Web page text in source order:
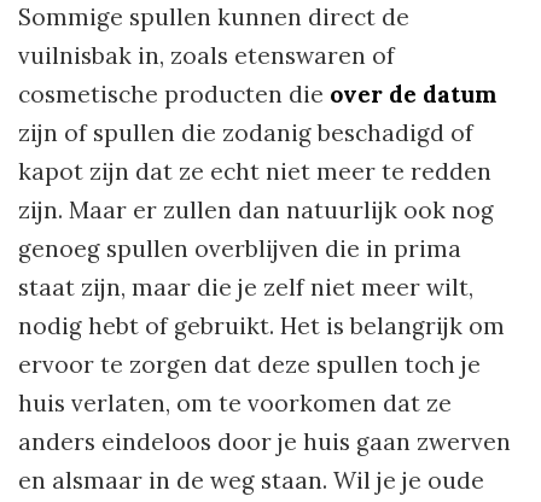
Sommige spullen kunnen direct de
vuilnisbak in, zoals etenswaren of
cosmetische producten die over de datum
zijn of spullen die zodanig beschadigd of
kapot zijn dat ze echt niet meer te redden
zijn. Maar er zullen dan natuurlijk ook nog
genoeg spullen overblijven die in prima
staat zijn, maar die je zelf niet meer wilt,
nodig hebt of gebruikt. Het is belangrijk om
ervoor te zorgen dat deze spullen toch je
huis verlaten, om te voorkomen dat ze
anders eindeloos door je huis gaan zwerven
en alsmaar in de weg staan. Wil je je oude